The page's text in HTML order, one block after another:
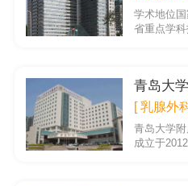
学术地位
省重点学
青岛大
[ 乳腺外
青岛大学
成立于